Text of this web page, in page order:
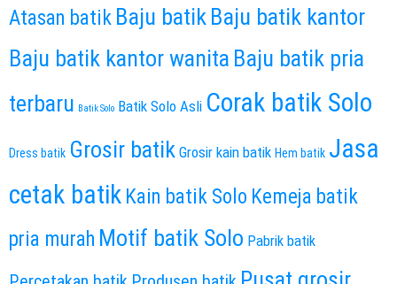
Atasan batik Baju batik Baju batik kantor
Baju batik kantor wanita Baju batik pria
terbaru Batik Solo Batik Solo Asli Corak batik Solo
Dress batik Grosir batik Grosir kain batik Hem batik Jasa
cetak batik Kain batik Solo Kemeja batik
pria murah Motif batik Solo Pabrik batik